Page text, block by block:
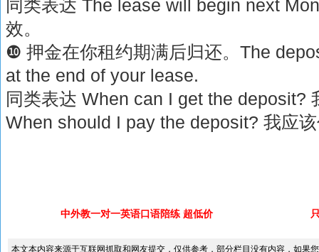
同类表达 The lease will begin next
效。
❿ 押金在你租约期满后归还。The
at the end of your lease.
同类表达 When can I get the deposit?
When should I pay the deposit? 我应
中外教一对一英语口语陪练 超低价
本文本内容来源于互联网抓取和网友提交，仅供参考，部分栏目没有内容，如果